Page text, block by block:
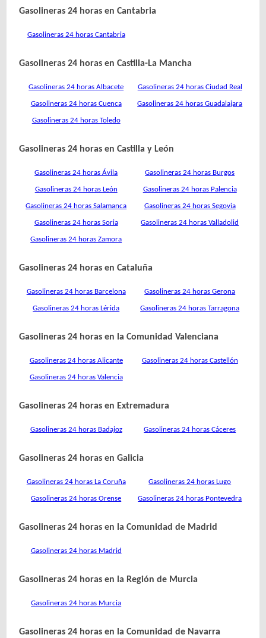
Gasolineras 24 horas en Cantabria
Gasolineras 24 horas Cantabria
Gasolineras 24 horas en Castilla-La Mancha
Gasolineras 24 horas Albacete Gasolineras 24 horas Ciudad Real
Gasolineras 24 horas Cuenca Gasolineras 24 horas Guadalajara
Gasolineras 24 horas Toledo
Gasolineras 24 horas en Castilla y León
Gasolineras 24 horas Ávila Gasolineras 24 horas Burgos
Gasolineras 24 horas León Gasolineras 24 horas Palencia
Gasolineras 24 horas Salamanca Gasolineras 24 horas Segovia
Gasolineras 24 horas Soria Gasolineras 24 horas Valladolid
Gasolineras 24 horas Zamora
Gasolineras 24 horas en Cataluña
Gasolineras 24 horas Barcelona Gasolineras 24 horas Gerona
Gasolineras 24 horas Lérida Gasolineras 24 horas Tarragona
Gasolineras 24 horas en la Comunidad Valenciana
Gasolineras 24 horas Alicante Gasolineras 24 horas Castellón
Gasolineras 24 horas Valencia
Gasolineras 24 horas en Extremadura
Gasolineras 24 horas Badajoz Gasolineras 24 horas Cáceres
Gasolineras 24 horas en Galicia
Gasolineras 24 horas La Coruña Gasolineras 24 horas Lugo
Gasolineras 24 horas Orense Gasolineras 24 horas Pontevedra
Gasolineras 24 horas en la Comunidad de Madrid
Gasolineras 24 horas Madrid
Gasolineras 24 horas en la Región de Murcia
Gasolineras 24 horas Murcia
Gasolineras 24 horas en la Comunidad de Navarra